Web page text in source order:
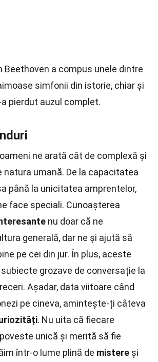
Beethoven a compus unele dintre
simfonii din istorie, chiar și
pierdut auzul complet.
ne arată cât de complexă și
umană. De la capacitatea
până la unicitatea amprentelor,
face speciali. Cunoașterea
nu doar că ne
generală, dar ne și ajută să
pe cei din jur. În plus, aceste
grozave de conversație la
Așadar, data viitoare când
pe cineva, amintește-ți câteva
. Nu uita că fiecare
unică și merită să fie
într-o lume plină de mistere și